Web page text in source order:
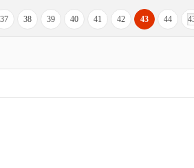
37 38 39 40 41 42 43 44